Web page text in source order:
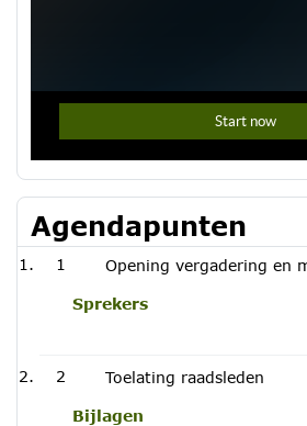
Agendapunten
1 Opening vergadering en
Sprekers
2 Toelating raadsleden
Bijlagen